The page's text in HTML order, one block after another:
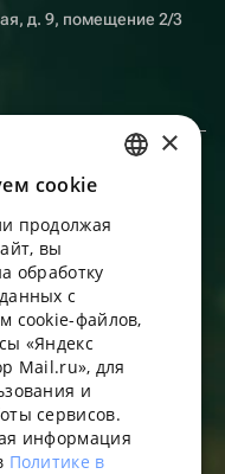
д. 9, помещение 2/3
области информационных
по размещению
товаров.
в реестр
машин и
«ФЛАУВАУ»
Муниципальный округ
ENGLISH
UKRAINIAN
PORTUGUESE
FRENCH
×
сookie
продолжая
вы
обработку
с
cookie-файлов,
«Яндекс
Mail.ru», для
и
сервисов.
информация
Политике в